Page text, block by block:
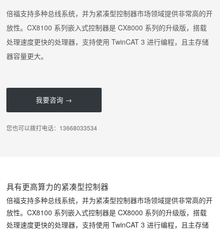
倍福支持多种总线系统，并为紧凑型控制器市场领域提供非常高的开
放性。CX8100 系列嵌入式控制器是 CX8000 系列的升级版，搭载
处理速度更快的处理器，支持使用 TwinCAT 3 进行编程，且主存储
器容量更大。
我要咨询 →
您也可以拨打电话：13668033534
具有更高算力的紧凑型控制器
倍福支持多种总线系统，并为紧凑型控制器市场领域提供非常高的开
放性。CX8100 系列嵌入式控制器是 CX8000 系列的升级版，搭载
处理速度更快的处理器，支持使用 TwinCAT 3 进行编程，且主存储